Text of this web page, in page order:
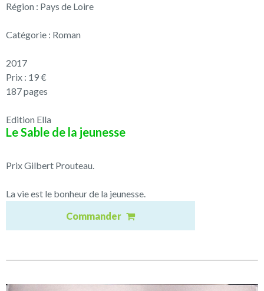
Région : Pays de Loire
Catégorie : Roman
2017
Prix : 19 €
187 pages
Edition Ella
Le Sable de la jeunesse
Prix Gilbert Prouteau.
La vie est le bonheur de la jeunesse.
Commander